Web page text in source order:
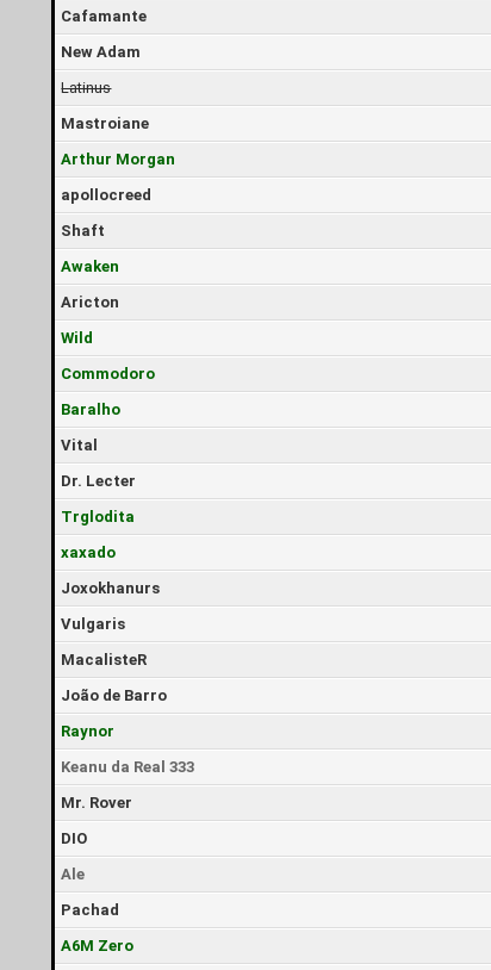
Cafamante
New Adam
Latinus
Mastroiane
Arthur Morgan
apollocreed
Shaft
Awaken
Aricton
Wild
Commodoro
Baralho
Vital
Dr. Lecter
Trglodita
xaxado
Joxokhanurs
Vulgaris
MacalisteR
João de Barro
Raynor
Keanu da Real 333
Mr. Rover
DIO
Ale
Pachad
A6M Zero